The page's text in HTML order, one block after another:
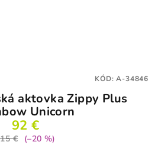
aktovka Zippy Plus
Unicorn
92 €
€
(–20 %)
KÓD:A-34846